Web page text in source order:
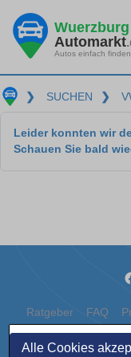
Alle Cookies
Wuerzburg
Automarkt
Autos einfach finden
❯ SUCHEN ❯
Leider konnten wir
Schauen Sie bald
Ratgeber FAQ